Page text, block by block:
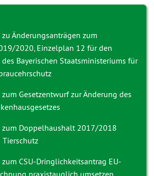
Änderungsanträgen zum
2020, Einzelplan 12 für den
des Bayerischen Staatsministeriums für
Gesetzentwurf zur Änderung des
zum Doppelhaushalt 2017/2018
Tierschutz
CSU-Dringlichkeitsantrag EU-
praxistauglich umsetzen